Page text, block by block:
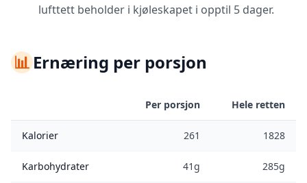
lufttett beholder i kjøleskapet i opptil 5 dager.
📊Ernæring per porsjon
Per porsjon Hele retten
Kalorier 261 1828
Karbohydrater 41g 285g